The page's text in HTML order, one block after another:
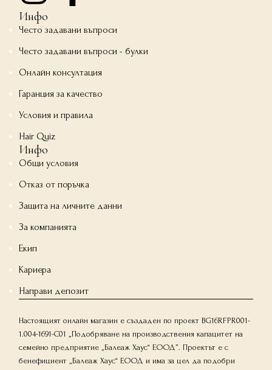
Инфо
Често задавани въпроси
Често задавани въпроси - булки
Онлайн консултация
Гаранция за качество
Условия и правила
Hair Quiz
Инфо
Общи условия
Отказ от поръчка
Защита на личните данни
За компанията
Екип
Кариера
Направи депозит
Настоящият онлайн магазин е създаден по проект BG16RFPR001-
1.004-1691-C01 „Подобряване на производствения капацитет на
семейно предприятие „Балеаж Хаус“ ЕООД”. Проектът е с
бенефициент „Балеаж Хаус“ ЕООД и има за цел да подобри